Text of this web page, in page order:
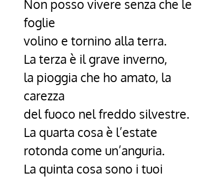
Non posso vivere senza che le
foglie
volino e tornino alla terra.
La terza è il grave inverno,
la pioggia che ho amato, la
carezza
del fuoco nel freddo silvestre.
La quarta cosa è l’estate
rotonda come un’anguria.
La quinta cosa sono i tuoi